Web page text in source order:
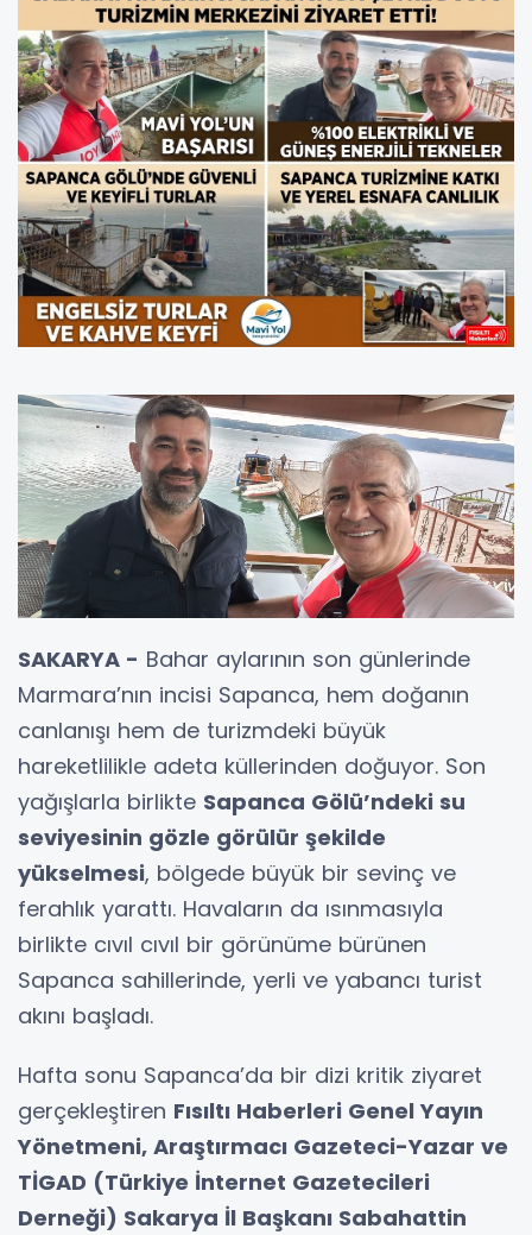
SAKARYA - Bahar aylarının son günlerinde
Marmara’nın incisi Sapanca, hem doğanın
canlanışı hem de turizmdeki büyük
hareketlilikle adeta küllerinden doğuyor. Son
yağışlarla birlikte Sapanca Gölü’ndeki su
seviyesinin gözle görülür şekilde
yükselmesi, bölgede büyük bir sevinç ve
ferahlık yarattı. Havaların da ısınmasıyla
birlikte cıvıl cıvıl bir görünüme bürünen
Sapanca sahillerinde, yerli ve yabancı turist
akını başladı.
Hafta sonu Sapanca’da bir dizi kritik ziyaret
gerçekleştiren Fısıltı Haberleri Genel Yayın
Yönetmeni, Araştırmacı Gazeteci-Yazar ve
TİGAD (Türkiye İnternet Gazetecileri
Derneği) Sakarya İl Başkanı Sabahattin